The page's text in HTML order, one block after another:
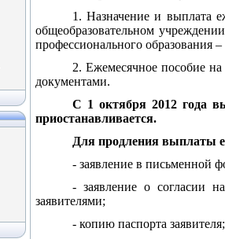
1. Назначение и выплата
общеобразовательном
профессионального образования
2. Ежемесячное пособие на
документами.
С 1 октября 2012 года
приостанавливается.
Для продления выплаты
- заявление в письменной
- заявление о согласии
заявителями;
- копию паспорта заявителя;